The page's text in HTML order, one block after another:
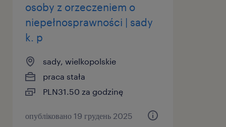
osoby z orzeczeniem o
niepełnosprawności | sady
k. p
sady, wielkopolskie
praca stała
PLN31.50 za godzinę
опубліковано 19 грудень 2025